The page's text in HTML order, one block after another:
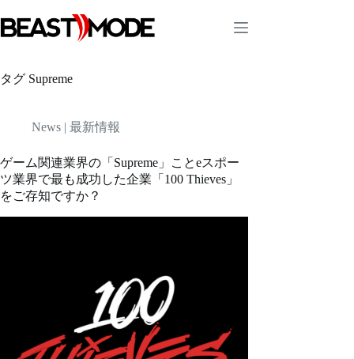
ン
テ
ツ
へ
プ
タグ Supreme
News | 最新情報
ゲーム関連業界の「Supreme」ことeスポー
ツ業界で最も成功した企業「100 Thieves」
をご存知ですか？